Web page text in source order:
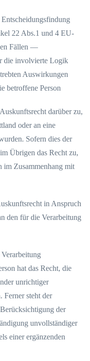
22 Abs.1 und 4 EU-
Fällen —
die involvierte Logik
Auswirkungen
betroffene Person
darüber zu,
oder an eine
Sofern dies der
Übrigen das Recht zu,
im Zusammenhang mit
in Anspruch
den für die Verarbeitung
hat das Recht, die
unrichtiger
Ferner steht der
der
unvollständiger
einer ergänzenden